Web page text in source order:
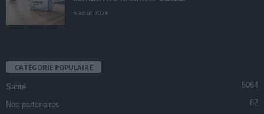
5 août 2026
CATÉGORIE POPULAIRE
Santé 5064
Nos partenaires 82